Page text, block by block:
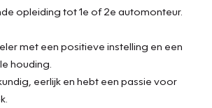
opleiding tot 1e of 2e automonteur.
met een positieve instelling en een
houding.
eerlijk en hebt een passie voor